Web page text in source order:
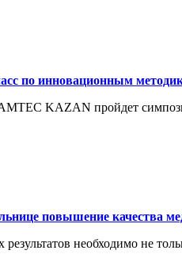
по инновационным
KAZAN пройдет
повышение качества
необходимо не